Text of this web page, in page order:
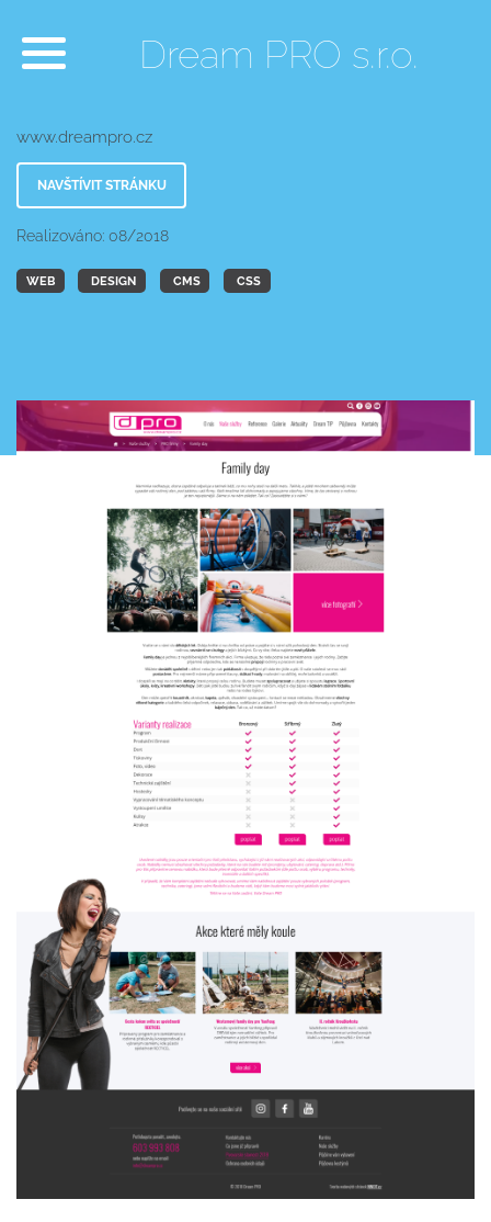
Dream PRO s.r.o.
www.dreampro.cz
NAVŠTÍVIT STRÁNKU
Realizováno: 08/2018
WEB DESIGN CMS CSS